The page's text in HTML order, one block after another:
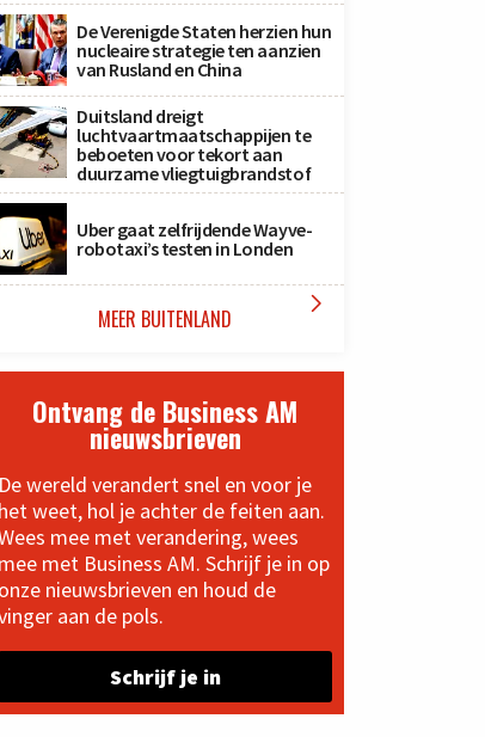
De Verenigde Staten herzien hun
nucleaire strategie ten aanzien
van Rusland en China
Duitsland dreigt
luchtvaartmaatschappijen te
beboeten voor tekort aan
duurzame vliegtuigbrandstof
Uber gaat zelfrijdende Wayve-
robotaxi’s testen in Londen
MEER BUITENLAND 
Ontvang de Business AM
nieuwsbrieven
De wereld verandert snel en voor je
het weet, hol je achter de feiten aan.
mee met verandering, wees
mee met Business AM. Schrijf je in op
onze nieuwsbrieven en houd de
aan de pols.
Schrijf je in